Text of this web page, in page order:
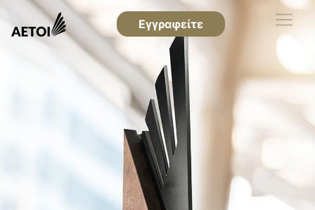
Εγγραφείτε